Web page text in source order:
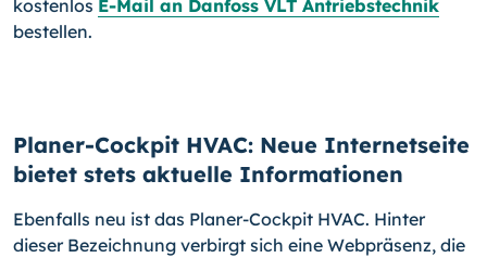
kostenlos E-Mail an Danfoss VLT Antriebstechnik
bestellen.
Planer-Cockpit HVAC: Neue Internetseite
bietet stets aktuelle Informationen
Ebenfalls neu ist das Planer-Cockpit HVAC. Hinter
dieser Bezeichnung verbirgt sich eine Webpräsenz, die